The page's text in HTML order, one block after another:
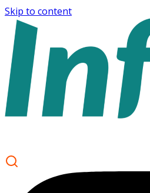
Skip to content